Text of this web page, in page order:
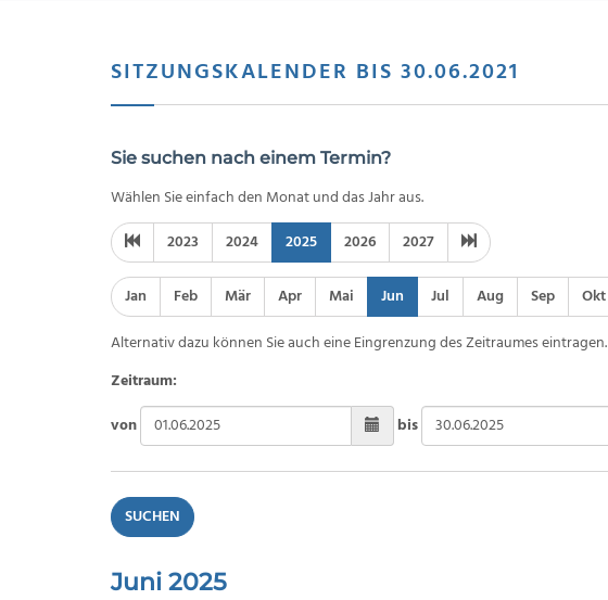
SITZUNGSKALENDER BIS 30.06.2021
Sie suchen nach einem Termin?
Wählen Sie einfach den Monat und das Jahr aus.
2023
2024 2025 2026 2027
Jan Feb Mär Apr Mai Jun Jul Aug Sep Okt
Alternativ dazu können Sie auch eine Eingrenzung des Zeitraumes eintragen.
Zeitraum:
von
bis
SUCHEN
Juni 2025